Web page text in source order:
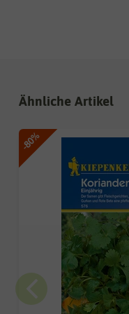
Ähnliche Artikel
-80%